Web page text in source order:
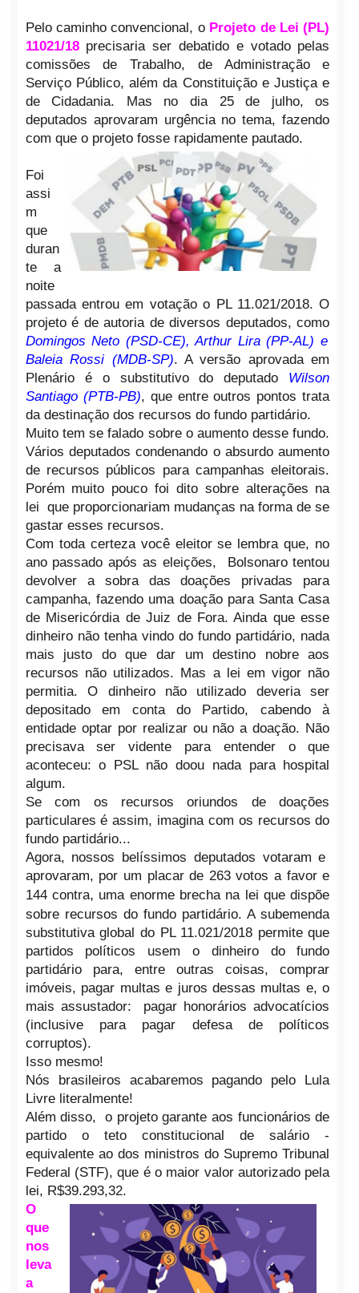
Pelo caminho convencional, o Projeto de Lei (PL)
11021/18precisaria ser debatido e votado pelas
comissões de Trabalho, de Administração e
Serviço Público, além da Constituição e Justiça e
de Cidadania. Mas no dia 25 de julho, os
deputados aprovaram urgência no tema, fazendo
com que o projeto fosse rapidamente pautado.
Foi
assi
m
que
duran
te a
noite
passada entrou em votação o PL 11.021/2018. O
projeto é de autoria de diversos deputados, como
Domingos Neto (PSD-CE), Arthur Lira (PP-AL) e
Baleia Rossi (MDB-SP). A versão aprovada em
Plenário é o substitutivo do deputado Wilson
Santiago (PTB-PB), que entre outros pontos trata
da destinação dos recursos do fundo partidário.
Muito tem se falado sobre o aumento desse fundo.
Vários deputados condenando o absurdo aumento
de recursos públicos para campanhas eleitorais.
Porém muito pouco foi dito sobre alterações na
lei que proporcionariam mudanças na forma de se
gastar esses recursos.
Com toda certeza você eleitor se lembra que, no
ano passado após as eleições, Bolsonaro tentou
devolver a sobra das doações privadas para
campanha, fazendo uma doação para Santa Casa
de Misericórdia de Juiz de Fora. Ainda que esse
dinheiro não tenha vindo do fundo partidário, nada
mais justo do que dar um destino nobre aos
recursos não utilizados. Mas a lei em vigor não
permitia. O dinheiro não utilizado deveria ser
depositado em conta do Partido, cabendo à
entidade optar por realizar ou não a doação. Não
precisava ser vidente para entender o que
aconteceu: o PSL não doou nada para hospital
algum.
Se com os recursos oriundos de doações
particulares é assim, imagina com os recursos do
fundo partidário...
Agora, nossos belíssimos deputados votaram e
aprovaram, por um placar de 263 votos a favor e
144 contra, uma enorme brecha na lei que dispõe
sobre recursos do fundo partidário. A subemenda
substitutiva global do PL 11.021/2018 permite que
partidos políticos usem o dinheiro do fundo
partidário para, entre outras coisas, comprar
imóveis, pagar multas e juros dessas multas e, o
mais assustador: pagar honorários advocatícios
(inclusive para pagar defesa de políticos
corruptos).
Isso mesmo!
Nós brasileiros acabaremos pagando pelo Lula
Livre literalmente!
Além disso,
o projeto garante aos funcionários de
partido o teto constitucional de salário -
equivalente ao dos ministros do Supremo Tribunal
Federal (STF), que é o maior valor autorizado pela
lei, R$39.293,32.
O
que
nos
leva
a